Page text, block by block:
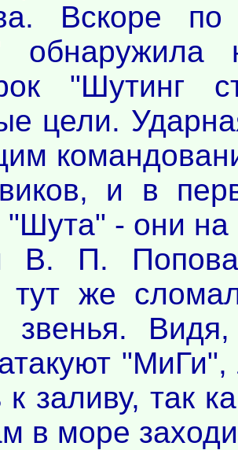
Вскоре
обнаружила
"Шутинг
цели.
и в
- они на
В. П. Попова.
тут же
к заливу, так
в море